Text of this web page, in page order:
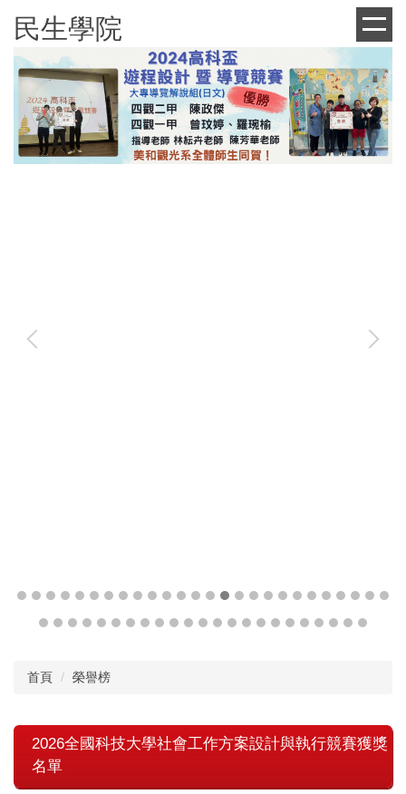
到
要
區
民生學院
首頁 榮譽榜
2026全國科技大學社會工作方案設計與執行競賽獲獎
名單